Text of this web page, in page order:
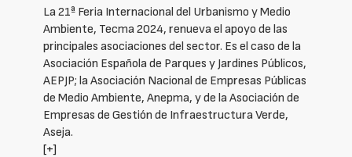
La 21ª Feria Internacional del Urbanismo y Medio
Ambiente, Tecma 2024, renueva el apoyo de las
principales asociaciones del sector. Es el caso de la
Asociación Española de Parques y Jardines Públicos,
AEPJP; la Asociación Nacional de Empresas Públicas
de Medio Ambiente, Anepma, y de la Asociación de
Empresas de Gestión de Infraestructura Verde,
Aseja.
[+]